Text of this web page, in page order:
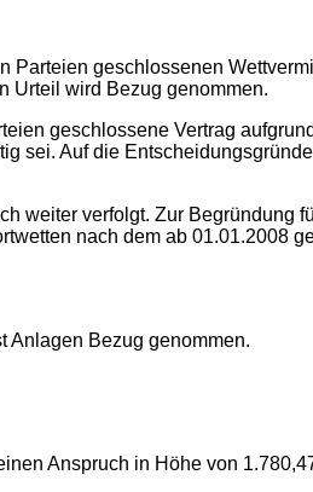
geschlossenen
Urteil wird Bezug genommen.
geschlossene Vertrag
sei. Auf die
weiter verfolgt. Zur Begründung
nach dem ab 01.01.2008
Anlagen Bezug genommen.
Anspruch in Höhe von